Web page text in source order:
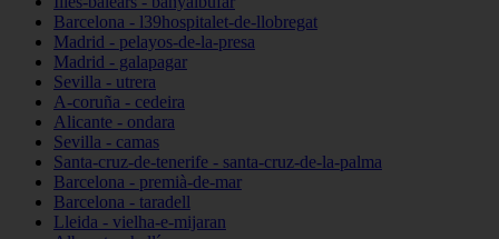
Barcelona - l39hospitalet-de-llobregat
Madrid - pelayos-de-la-presa
Madrid - galapagar
Sevilla - utrera
A-coruña - cedeira
Alicante - ondara
Sevilla - camas
Santa-cruz-de-tenerife - santa-cruz-de-la-palma
Barcelona - premià-de-mar
Barcelona - taradell
Lleida - vielha-e-mijaran